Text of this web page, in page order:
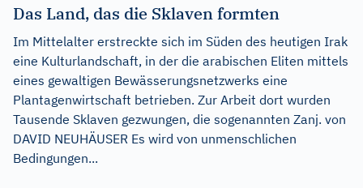
Das Land, das die Sklaven formten
Im Mittelalter erstreckte sich im Süden des heutigen Irak
eine Kulturlandschaft, in der die arabischen Eliten mittels
eines gewaltigen Bewässerungsnetzwerks eine
Plantagenwirtschaft betrieben. Zur Arbeit dort wurden
Tausende Sklaven gezwungen, die sogenannten Zanj. von
DAVID NEUHÄUSER Es wird von unmenschlichen
Bedingungen...